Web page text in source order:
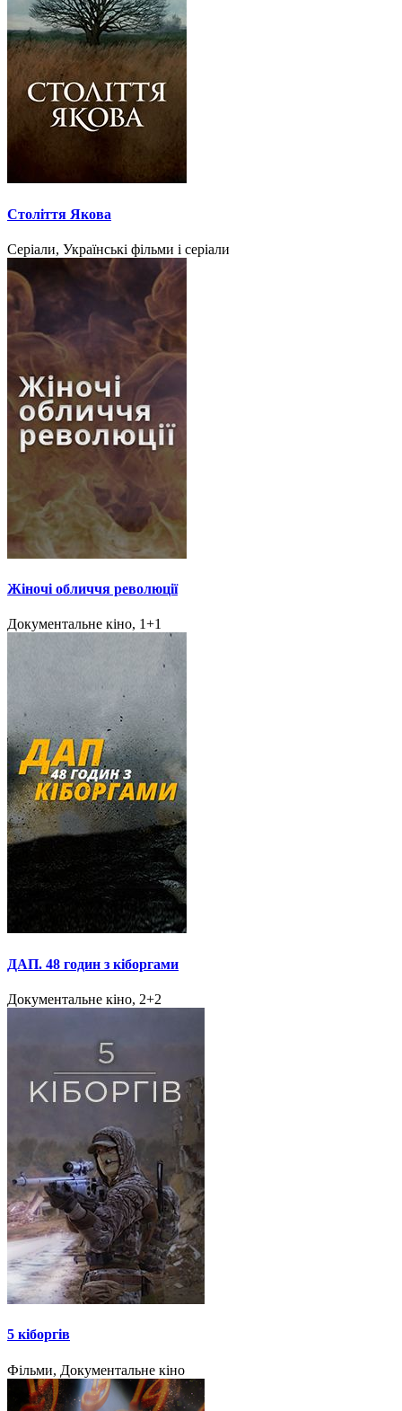
Століття Якова
Серіали, Українські фільми і серіали
Жіночі обличчя революції
Документальне кіно, 1+1
ДАП. 48 годин з кіборгами
Документальне кіно, 2+2
5 кіборгів
Фільми, Документальне кіно